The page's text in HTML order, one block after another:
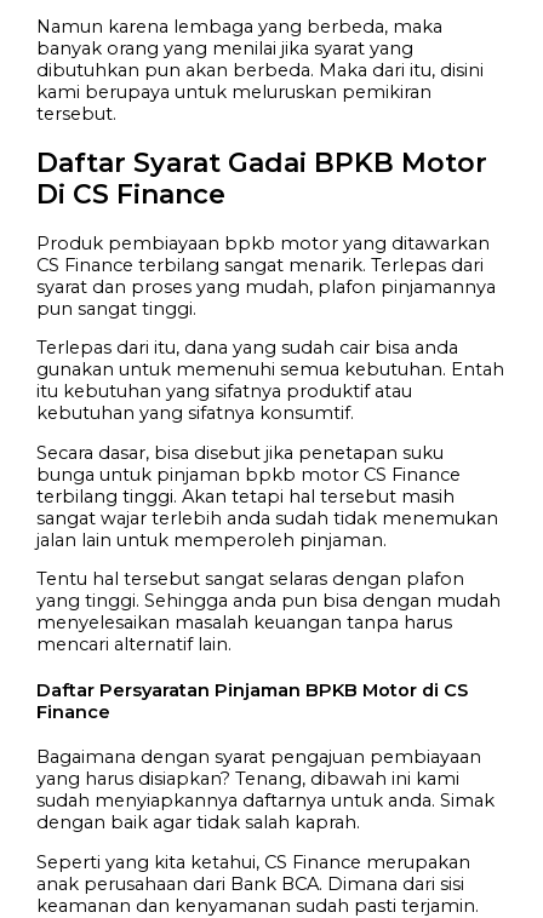
Namun karena lembaga yang berbeda, maka
banyak orang yang menilai jika syarat yang
dibutuhkan pun akan berbeda. Maka dari itu, disini
kami berupaya untuk meluruskan pemikiran
tersebut.
Daftar Syarat Gadai BPKB Motor
Di CS Finance
Produk pembiayaan bpkb motor yang ditawarkan
CS Finance terbilang sangat menarik. Terlepas dari
syarat dan proses yang mudah, plafon pinjamannya
pun sangat tinggi.
Terlepas dari itu, dana yang sudah cair bisa anda
gunakan untuk memenuhi semua kebutuhan. Entah
itu kebutuhan yang sifatnya produktif atau
kebutuhan yang sifatnya konsumtif.
Secara dasar, bisa disebut jika penetapan suku
bunga untuk pinjaman bpkb motor CS Finance
terbilang tinggi. Akan tetapi hal tersebut masih
sangat wajar terlebih anda sudah tidak menemukan
jalan lain untuk memperoleh pinjaman.
Tentu hal tersebut sangat selaras dengan plafon
yang tinggi. Sehingga anda pun bisa dengan mudah
menyelesaikan masalah keuangan tanpa harus
mencari alternatif lain.
Daftar Persyaratan Pinjaman BPKB Motor di CS
Finance
Bagaimana dengan syarat pengajuan pembiayaan
yang harus disiapkan? Tenang, dibawah ini kami
sudah menyiapkannya daftarnya untuk anda. Simak
dengan baik agar tidak salah kaprah.
Seperti yang kita ketahui, CS Finance merupakan
anak perusahaan dari Bank BCA. Dimana dari sisi
keamanan dan kenyamanan sudah pasti terjamin.